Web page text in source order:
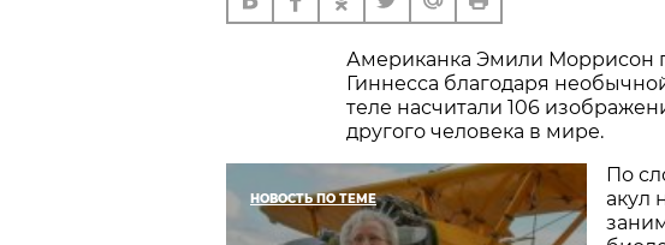
Американка Эмили Моррисон
Гиннесса благодаря
теле насчитали 106
другого человека в мире.
НОВОСТЬ ПО ТЕМЕ
По
акул